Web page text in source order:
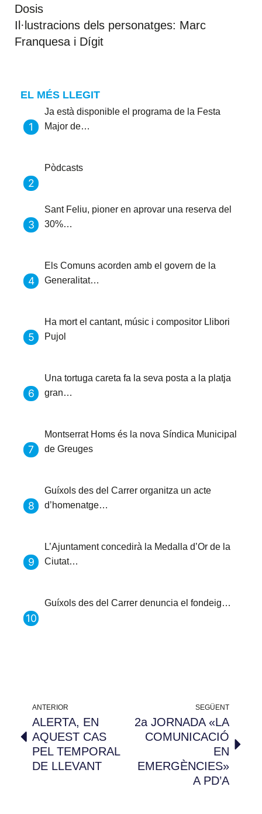
Dosis
Il·lustracions dels personatges: Marc
Franquesa i Dígit
EL MÉS LLEGIT
Ja està disponible el programa de la Festa
Major de…
Pòdcasts
Sant Feliu, pioner en aprovar una reserva del
30%…
Els Comuns acorden amb el govern de la
Generalitat…
Ha mort el cantant, músic i compositor Llibori
Pujol
Una tortuga careta fa la seva posta a la platja
gran…
Montserrat Homs és la nova Síndica Municipal
de Greuges
Guíxols des del Carrer organitza un acte
d’homenatge…
L’Ajuntament concedirà la Medalla d’Or de la
Ciutat…
Guíxols des del Carrer denuncia el fondeig…
ANTERIOR
ALERTA, EN
AQUEST CAS
PEL TEMPORAL
DE LLEVANT
SEGÜENT
2a JORNADA «LA
COMUNICACIÓ
EN
EMERGÈNCIES»
A PD’A